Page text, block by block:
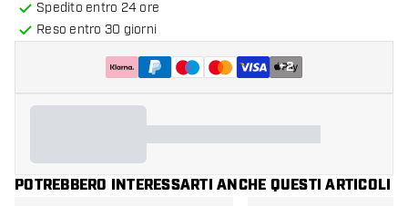
Spedito entro 24 ore
Reso entro 30 giorni
+2
POTREBBERO INTERESSARTI ANCHE QUESTI ARTICOLI